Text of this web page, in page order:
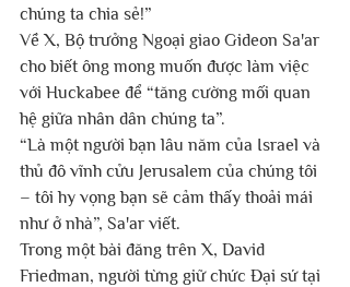
chúng ta chia sẻ!”
Về X, Bộ trưởng Ngoại giao Gideon Sa'ar
cho biết ông mong muốn được làm việc
với Huckabee để “tăng cường mối quan
hệ giữa nhân dân chúng ta”.
“Là một người bạn lâu năm của Israel và
thủ đô vĩnh cửu Jerusalem của chúng tôi
– tôi hy vọng bạn sẽ cảm thấy thoải mái
như ở nhà”, Sa'ar viết.
Trong một bài đăng trên X, David
Friedman, người từng giữ chức Đại sứ tại